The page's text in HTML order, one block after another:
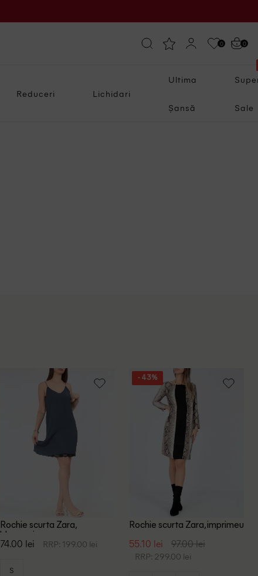
0 0
Reduceri Lichidari
Ultima
Șansă Sale
Rochie scurta Zara,
bleumarin
74.00 lei RRP: 199.00 lei
S
- 43%
Rochie scurta Zara, imprimeu
55.10 lei 97.00 lei
RRP: 299.00 lei